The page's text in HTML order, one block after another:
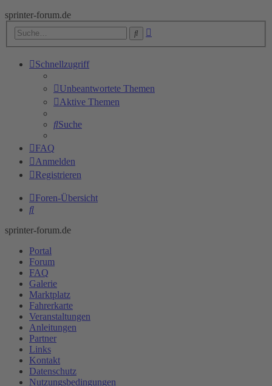
sprinter-forum.de
Suche
Schnellzugriff
Unbeantwortete Themen
Aktive Themen
Suche
FAQ
Anmelden
Registrieren
Foren-Übersicht
Suche
sprinter-forum.de
Portal
Forum
FAQ
Galerie
Marktplatz
Fahrerkarte
Veranstaltungen
Anleitungen
Partner
Links
Kontakt
Datenschutz
Nutzungsbedingungen